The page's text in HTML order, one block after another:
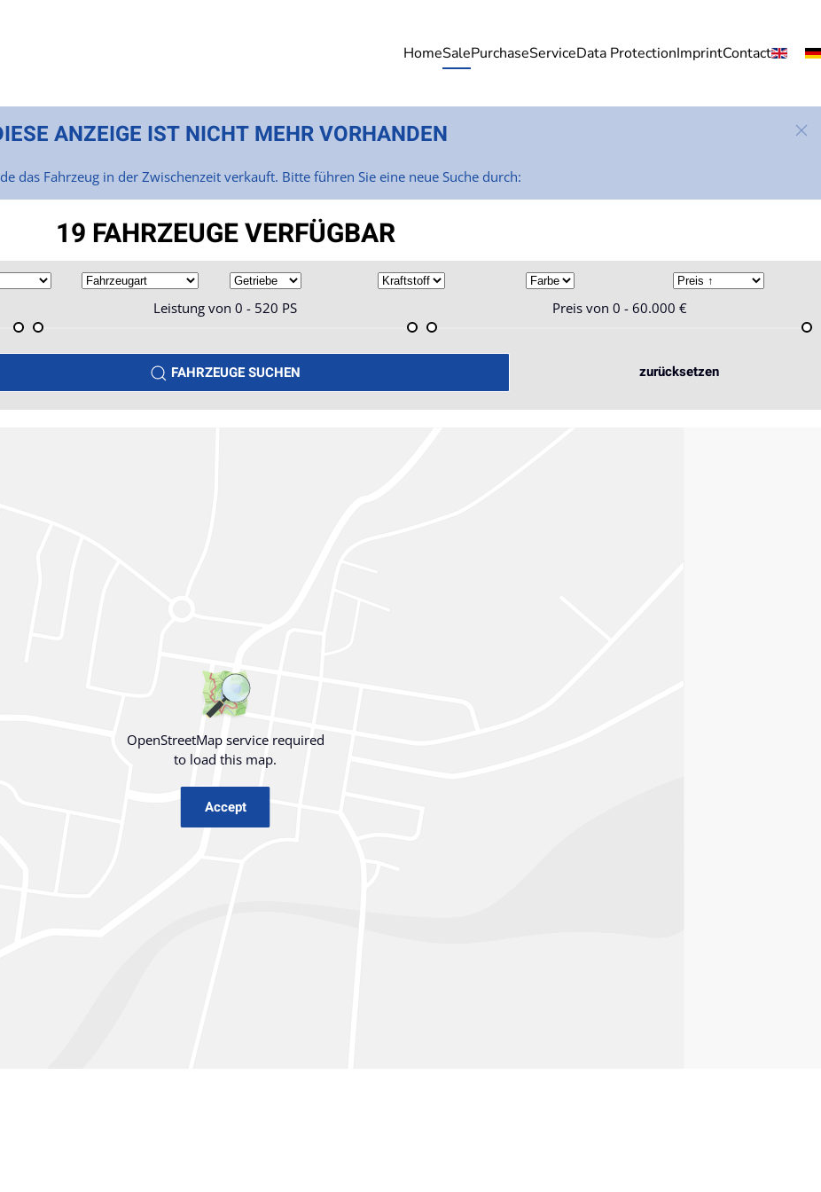
HomeSalePurchaseServiceData ProtectionImprintContact
ANZEIGE IST NICHT MEHR VORHANDEN
das Fahrzeug in der Zwischenzeit verkauft. Bitte führen Sie eine neue Suche durch:
19 FAHRZEUGE VERFÜGBAR
Leistung von 0 - 520 PS Preis von 0 - 60.000 €
FAHRZEUGE SUCHEN zurücksetzen
OpenStreetMap service required
to load this map.
Accept